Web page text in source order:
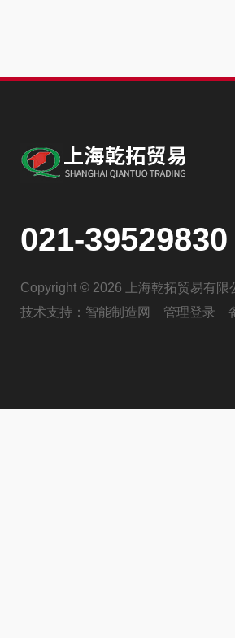
021-39529830
Copyright © 2026 上海乾拓贸易有限
技术支持： 智能制造网 管理登录